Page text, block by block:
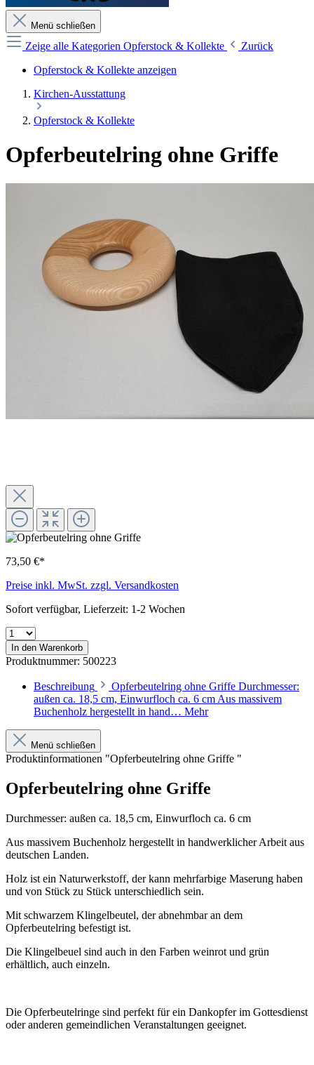
Menü schließen
Zeige alle Kategorien Opferstock & Kollekte
Zurück
Opferstock & Kollekte anzeigen
Kirchen-Ausstattung
Opferstock & Kollekte
Opferbeutelring ohne Griffe
73,50 €*
Preise inkl. MwSt. zzgl. Versandkosten
Sofort verfügbar, Lieferzeit: 1-2 Wochen
In den Warenkorb
Produktnummer: 500223
Beschreibung
Opferbeutelring ohne Griffe Durchmesser:
außen ca. 18,5 cm, Einwurfloch ca. 6 cm Aus massivem
Buchenholz hergestellt in hand… Mehr
Menü schließen
Produktinformationen "Opferbeutelring ohne Griffe "
Opferbeutelring ohne Griffe
Durchmesser: außen ca. 18,5 cm, Einwurfloch ca. 6 cm
Aus massivem Buchenholz hergestellt in handwerklicher Arbeit aus
deutschen Landen.
Holz ist ein Naturwerkstoff, der kann mehrfarbige Maserung haben
und von Stück zu Stück unterschiedlich sein.
Mit schwarzem Klingelbeutel, der abnehmbar an dem
Opferbeutelring befestigt ist.
Die Klingelbeuel sind auch in den Farben weinrot und grün
erhältlich, auch einzeln.
Die Opferbeutelringe sind perfekt für ein Dankopfer im Gottesdienst
oder anderen gemeindlichen Veranstaltungen geeignet.